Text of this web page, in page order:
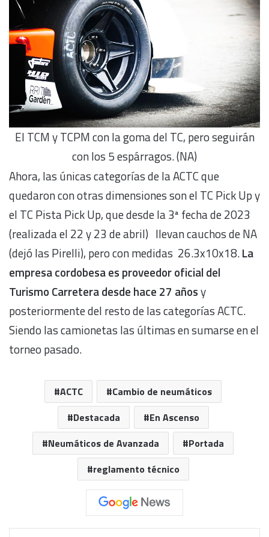
El TCM y TCPM con la goma del TC, pero seguirán
con los 5 espárragos. (NA)
Ahora, las únicas categorías de la ACTC que
quedaron con otras dimensiones son el TC Pick Up y
el TC Pista Pick Up, que desde la 3ª fecha de 2023
(realizada el 22 y 23 de abril) llevan cauchos de NA
(dejó las Pirelli), pero con medidas 26.3x10x18.La
empresa cordobesa es proveedor oficial del
Turismo Carretera desde hace 27 añosy
posteriormente del resto de las categorías ACTC.
Siendo las camionetas las últimas en sumarse en el
torneo pasado.
ACTC
Cambio de neumáticos
Destacada
En Ascenso
Neumáticos de Avanzada
Portada
reglamento técnico